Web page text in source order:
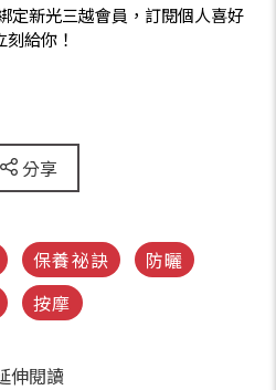
定新光三越會員，訂閱個人喜好
給你！
分享
保養祕訣
防曬
按摩
伸閱讀